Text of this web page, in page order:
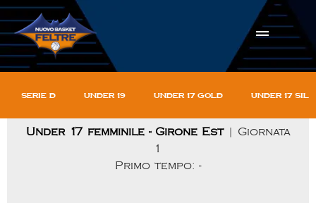
Serie D Under 19 Under 17 gold Under 17
Under 17 femminile - Girone Est
| Giornata
1
Primo tempo: -